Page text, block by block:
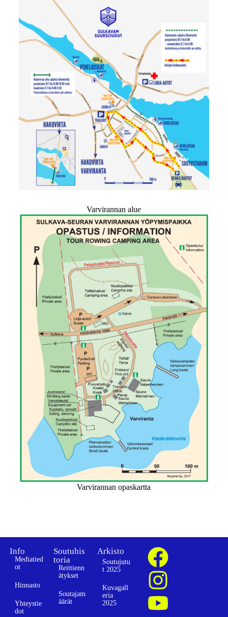
Varvirannan alue
Varvirannan opaskartta
Info
Mediatied
ot
Hinnasto
Yhteystie
dot
Soutuhis
toria
Reittienn
ätykset
Soutajam
äärät
Arkisto
Soutujutu
t 2025
Kuvagall
eria
2025